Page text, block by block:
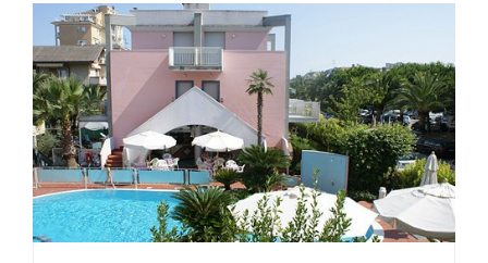
San Benedetto del Tronto
Hotel Smeraldo Suite & SPA
HOTELS